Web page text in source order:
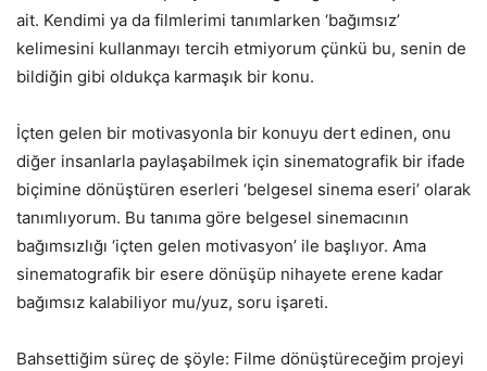
ait. Kendimi ya da filmlerimi tanımlarken ‘bağımsız’
kelimesini kullanmayı tercih etmiyorum çünkü bu, senin de
bildiğin gibi oldukça karmaşık bir konu.
İçten gelen bir motivasyonla bir konuyu dert edinen, onu
diğer insanlarla paylaşabilmek için sinematografik bir ifade
biçimine dönüştüren eserleri ‘belgesel sinema eseri’ olarak
tanımlıyorum. Bu tanıma göre belgesel sinemacının
bağımsızlığı ‘içten gelen motivasyon’ ile başlıyor. Ama
sinematografik bir esere dönüşüp nihayete erene kadar
bağımsız kalabiliyor mu/yuz, soru işareti.
Bahsettiğim süreç de şöyle: Filme dönüştüreceğim projeyi